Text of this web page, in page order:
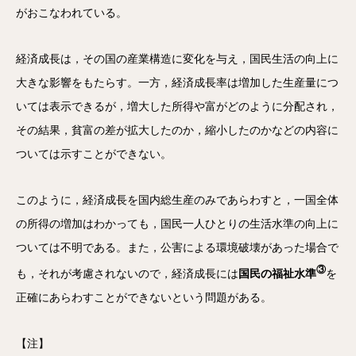
がおこなわれている。
経済成長は，その国の産業構造に変化を与え，国民生活の向上に
大きな影響をもたらす。一方，経済成長率は増加した生産量につ
いては表示できるが，増大した所得や富がどのように分配され，
その結果，貧富の差が拡大したのか，縮小したのかなどの内容に
ついては示すことができない。
このように，経済成長を国内総生産のみであらわすと，一国全体
の所得の増加はわかっても，国民一人ひとりの生活水準の向上に
ついては不明である。また，公害による環境破壊があった場合で
も，それが考慮されないので，経済成長には 国民の福祉水準③を
正確にあらわすことができないという問題がある。
【注】